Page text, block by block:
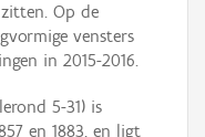
Op de
vensters
in 2015-2016.
5-31) is
en 1883, en ligt